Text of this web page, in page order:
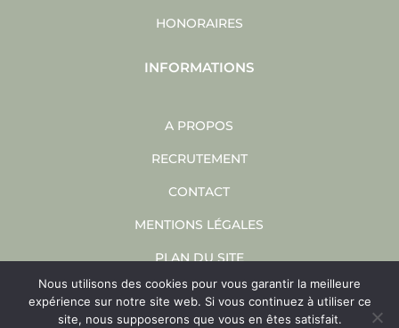
HONORAIRES
INFORMATIONS
A PROPOS
RECRUTEMENT
CONTACT
MENTIONS LÉGALES
PLAN DU SITE
SITE INTERNET ET RÉFÉRENCEMENT
Nous utilisons des cookies pour vous garantir la meilleure
expérience sur notre site web. Si vous continuez à utiliser ce
site, nous supposerons que vous en êtes satisfait.